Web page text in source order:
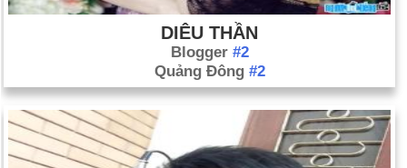
DIÊU THẦN
Blogger #2
Quảng Đông #2